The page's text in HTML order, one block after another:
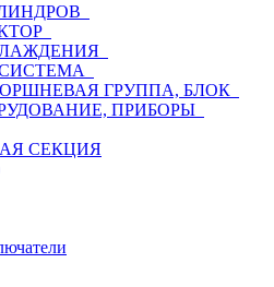
ГРУППА, БЛОК
ПРИБОРЫ
СЕКЦИЯ